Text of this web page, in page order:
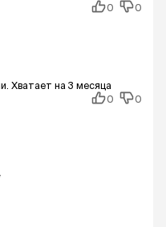
0 0
Хватает на 3 месяца
0
0